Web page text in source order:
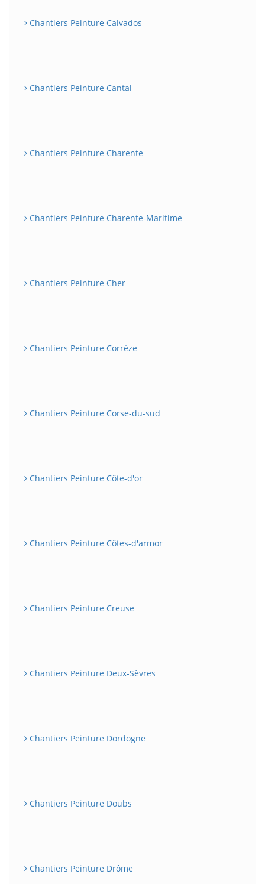
Chantiers Peinture Calvados
Chantiers Peinture Cantal
Chantiers Peinture Charente
Chantiers Peinture Charente-Maritime
Chantiers Peinture Cher
Chantiers Peinture Corrèze
Chantiers Peinture Corse-du-sud
Chantiers Peinture Côte-d'or
Chantiers Peinture Côtes-d'armor
Chantiers Peinture Creuse
Chantiers Peinture Deux-Sèvres
Chantiers Peinture Dordogne
Chantiers Peinture Doubs
Chantiers Peinture Drôme